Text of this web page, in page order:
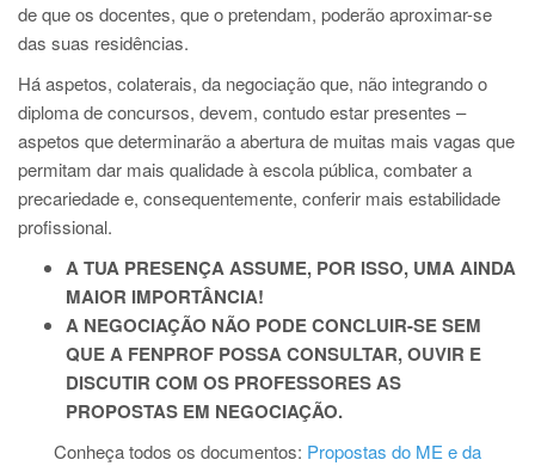
de que os docentes, que o pretendam, poderão aproximar-se
das suas residências.
Há aspetos, colaterais, da negociação que, não integrando o
diploma de concursos, devem, contudo estar presentes –
aspetos que determinarão a abertura de muitas mais vagas que
permitam dar mais qualidade à escola pública, combater a
precariedade e, consequentemente, conferir mais estabilidade
profissional.
A TUA PRESENÇA ASSUME, POR ISSO, UMA AINDA
MAIOR IMPORTÂNCIA!
A NEGOCIAÇÃO NÃO PODE CONCLUIR-SE SEM
QUE A FENPROF POSSA CONSULTAR, OUVIR E
DISCUTIR COM OS PROFESSORES AS
PROPOSTAS EM NEGOCIAÇÃO.
Conheça todos os documentos: Propostas do ME e da